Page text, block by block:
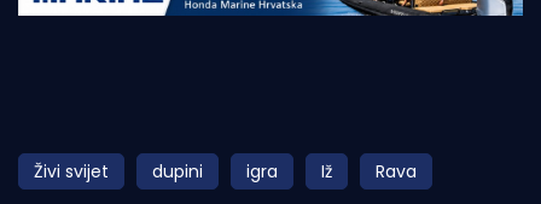
Obala
Otoci
Živi svijet dupini igra Iž Rava